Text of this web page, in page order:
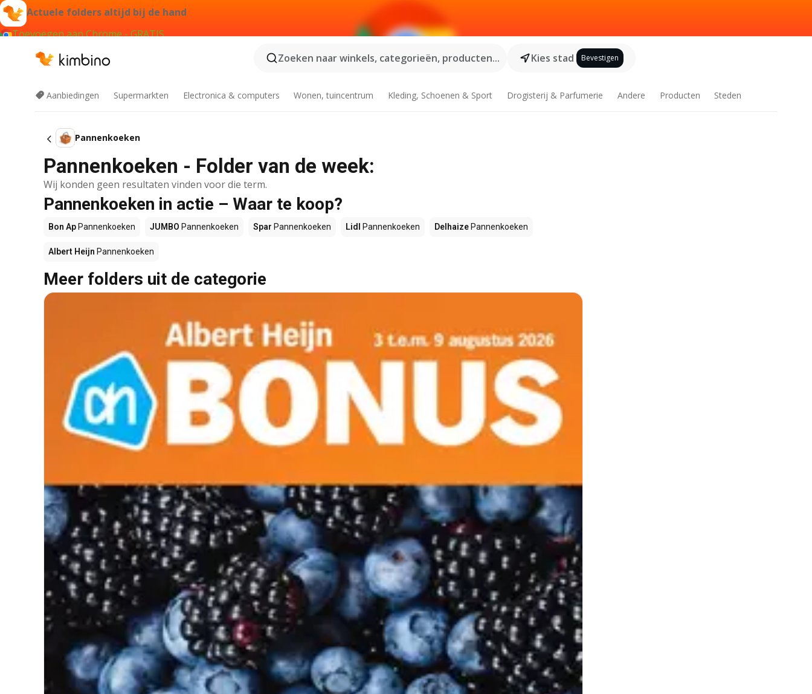
Actuele folders altijd bij de hand
Toevoegen aan Chrome - GRATIS
Zoeken naar winkels, categorieën, producten...
Kies stad Bevestigen
Aanbiedingen Supermarkten Electronica & computers Wonen, tuincentrum Kleding, Schoenen & Sport Drogisterij & Parfumerie Andere Producten Steden
Pannenkoeken
Pannenkoeken - Folder van de week:
Wij konden geen resultaten vinden voor die term.
Pannenkoeken in actie – Waar te koop?
Bon Ap Pannenkoeken JUMBO Pannenkoeken Spar Pannenkoeken Lidl Pannenkoeken Delhaize Pannenkoeken
Albert Heijn Pannenkoeken
Meer folders uit de categorie